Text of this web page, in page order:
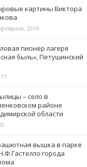
картины Виктора
2016
пионер лагеря
быль», Петушинский
– село в
районе
области
вышка в парке
города